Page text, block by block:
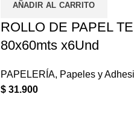
AÑADIR AL CARRITO
ROLLO DE PAPEL
80x60mts x6Und
PAPELERÍA, Papeles y
$31.900